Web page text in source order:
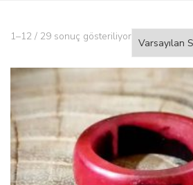
1–12 / 29 sonuç gösteriliyor